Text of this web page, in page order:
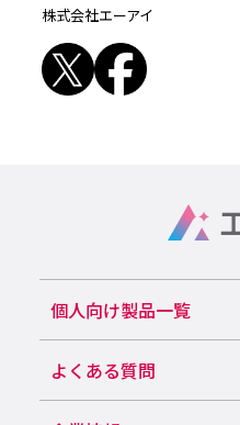
株式会社エーアイ
個人向け製品一覧
よくある質問